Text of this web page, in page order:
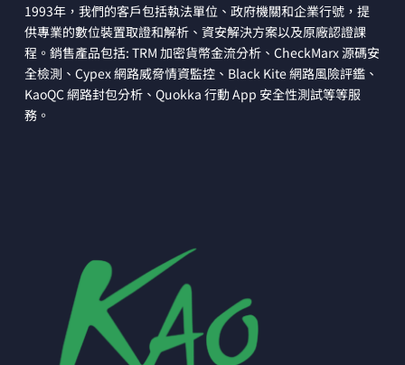
1993年，我們的客戶包括執法單位、政府機關和企業行號，提
供專業的數位裝置取證和解析、資安解決方案以及原廠認證課
程。銷售產品包括: TRM 加密貨幣金流分析、CheckMarx 源碼安
全檢測、Cypex 網路威脅情資監控、Black Kite 網路風險評鑑、
KaoQC 網路封包分析、Quokka 行動 App 安全性測試等等服
務。